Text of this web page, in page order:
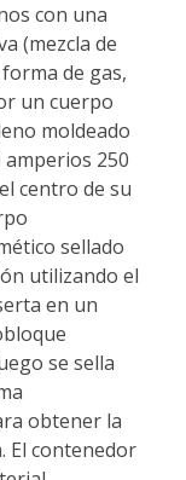
con una
(mezcla de
de gas,
un cuerpo
moldeado
250
centro de su
sellado
utilizando el
en un
se sella
obtener la
El contenedor